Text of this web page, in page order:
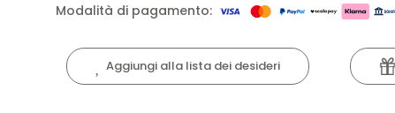
Modalità di pagamento:
Aggiungi alla lista dei desideri